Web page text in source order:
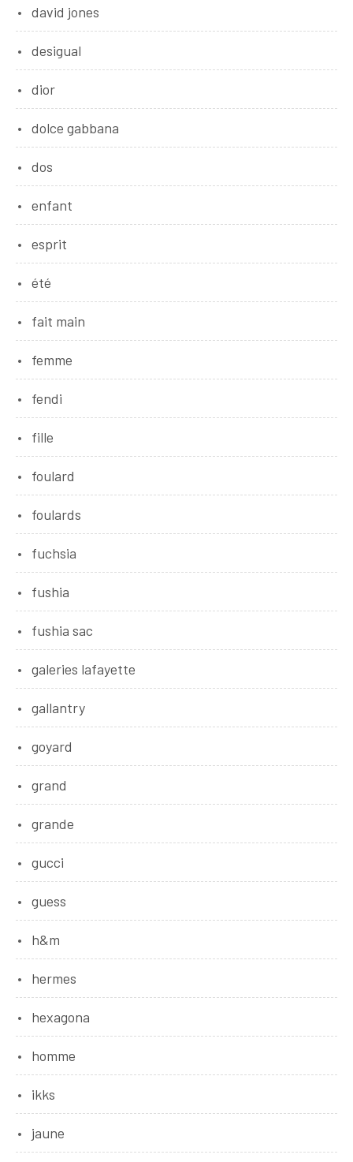
david jones
desigual
dior
dolce gabbana
dos
enfant
esprit
été
fait main
femme
fendi
fille
foulard
foulards
fuchsia
fushia
fushia sac
galeries lafayette
gallantry
goyard
grand
grande
gucci
guess
h&m
hermes
hexagona
homme
ikks
jaune